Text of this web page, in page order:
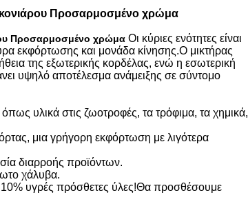
κονιάρου Προσαρμοσμένο χρώμα
Προσαρμοσμένο χρώμα Οι κύριες ενότητες είναι
εκφόρτωσης και μονάδα κίνησης.Ο μικτήρας
της εξωτερικής κορδέλας, ενώ η εσωτερική
υψηλό αποτέλεσμα ανάμειξης σε σύντομο
υλικά στις ζωοτροφές, τα τρόφιμα, τα χημικά,
μια γρήγορη εκφόρτωση με λιγότερα
διαρροής προϊόντων.
χάλυβα.
υγρές πρόσθετες ύλες!Θα προσθέσουμε